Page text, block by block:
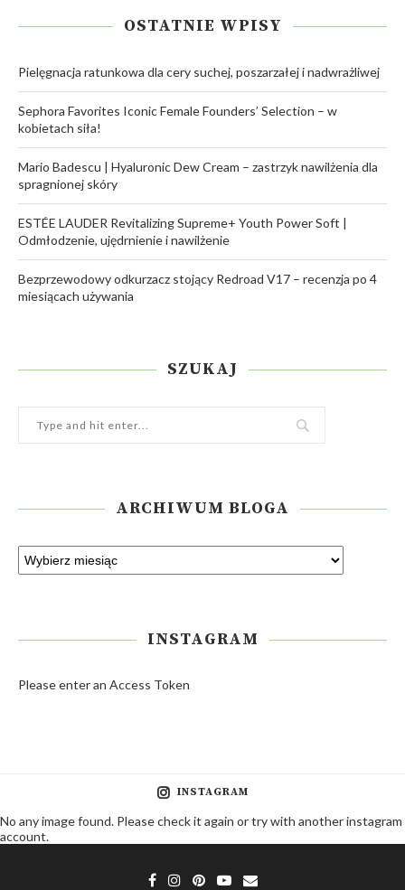
OSTATNIE WPISY
Pielęgnacja ratunkowa dla cery suchej, poszarzałej i nadwrażliwej
Sephora Favorites Iconic Female Founders’ Selection – w
kobietach siła!
Mario Badescu | Hyaluronic Dew Cream – zastrzyk nawilżenia dla
spragnionej skóry
ESTÉE LAUDER Revitalizing Supreme+ Youth Power Soft |
Odmłodzenie, ujędrnienie i nawilżenie
Bezprzewodowy odkurzacz stojący Redroad V17 – recenzja po 4
miesiącach używania
SZUKAJ
ARCHIWUM BLOGA
INSTAGRAM
Please enter an Access Token
INSTAGRAM
No any image found. Please check it again or try with another instagram
account.